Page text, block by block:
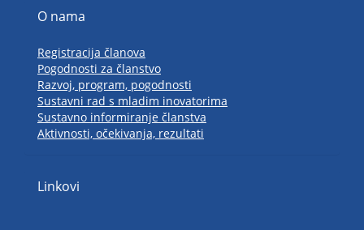
O nama
Registracija članova
Pogodnosti za članstvo
Razvoj, program, pogodnosti
Sustavni rad s mladim inovatorima
Sustavno informiranje članstva
Aktivnosti, očekivanja, rezultati
Linkovi